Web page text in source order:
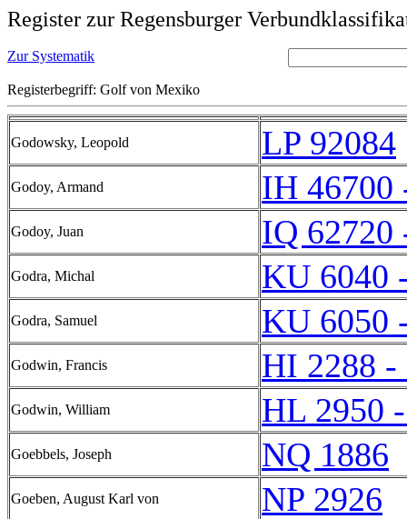
Register zur Regensburger
Zur Systematik
Registerbegriff: Golf von Mexiko
Godowsky, Leopold LP 92084
Godoy, Armand IH 46700
Godoy, Juan IQ 62720
Godra, Michal KU 6040
Godra, Samuel KU 6050
Godwin, Francis HI 2288 -
Godwin, William HL 2950
Goebbels, Joseph NQ 1886
Goeben, August Karl von NP 2926